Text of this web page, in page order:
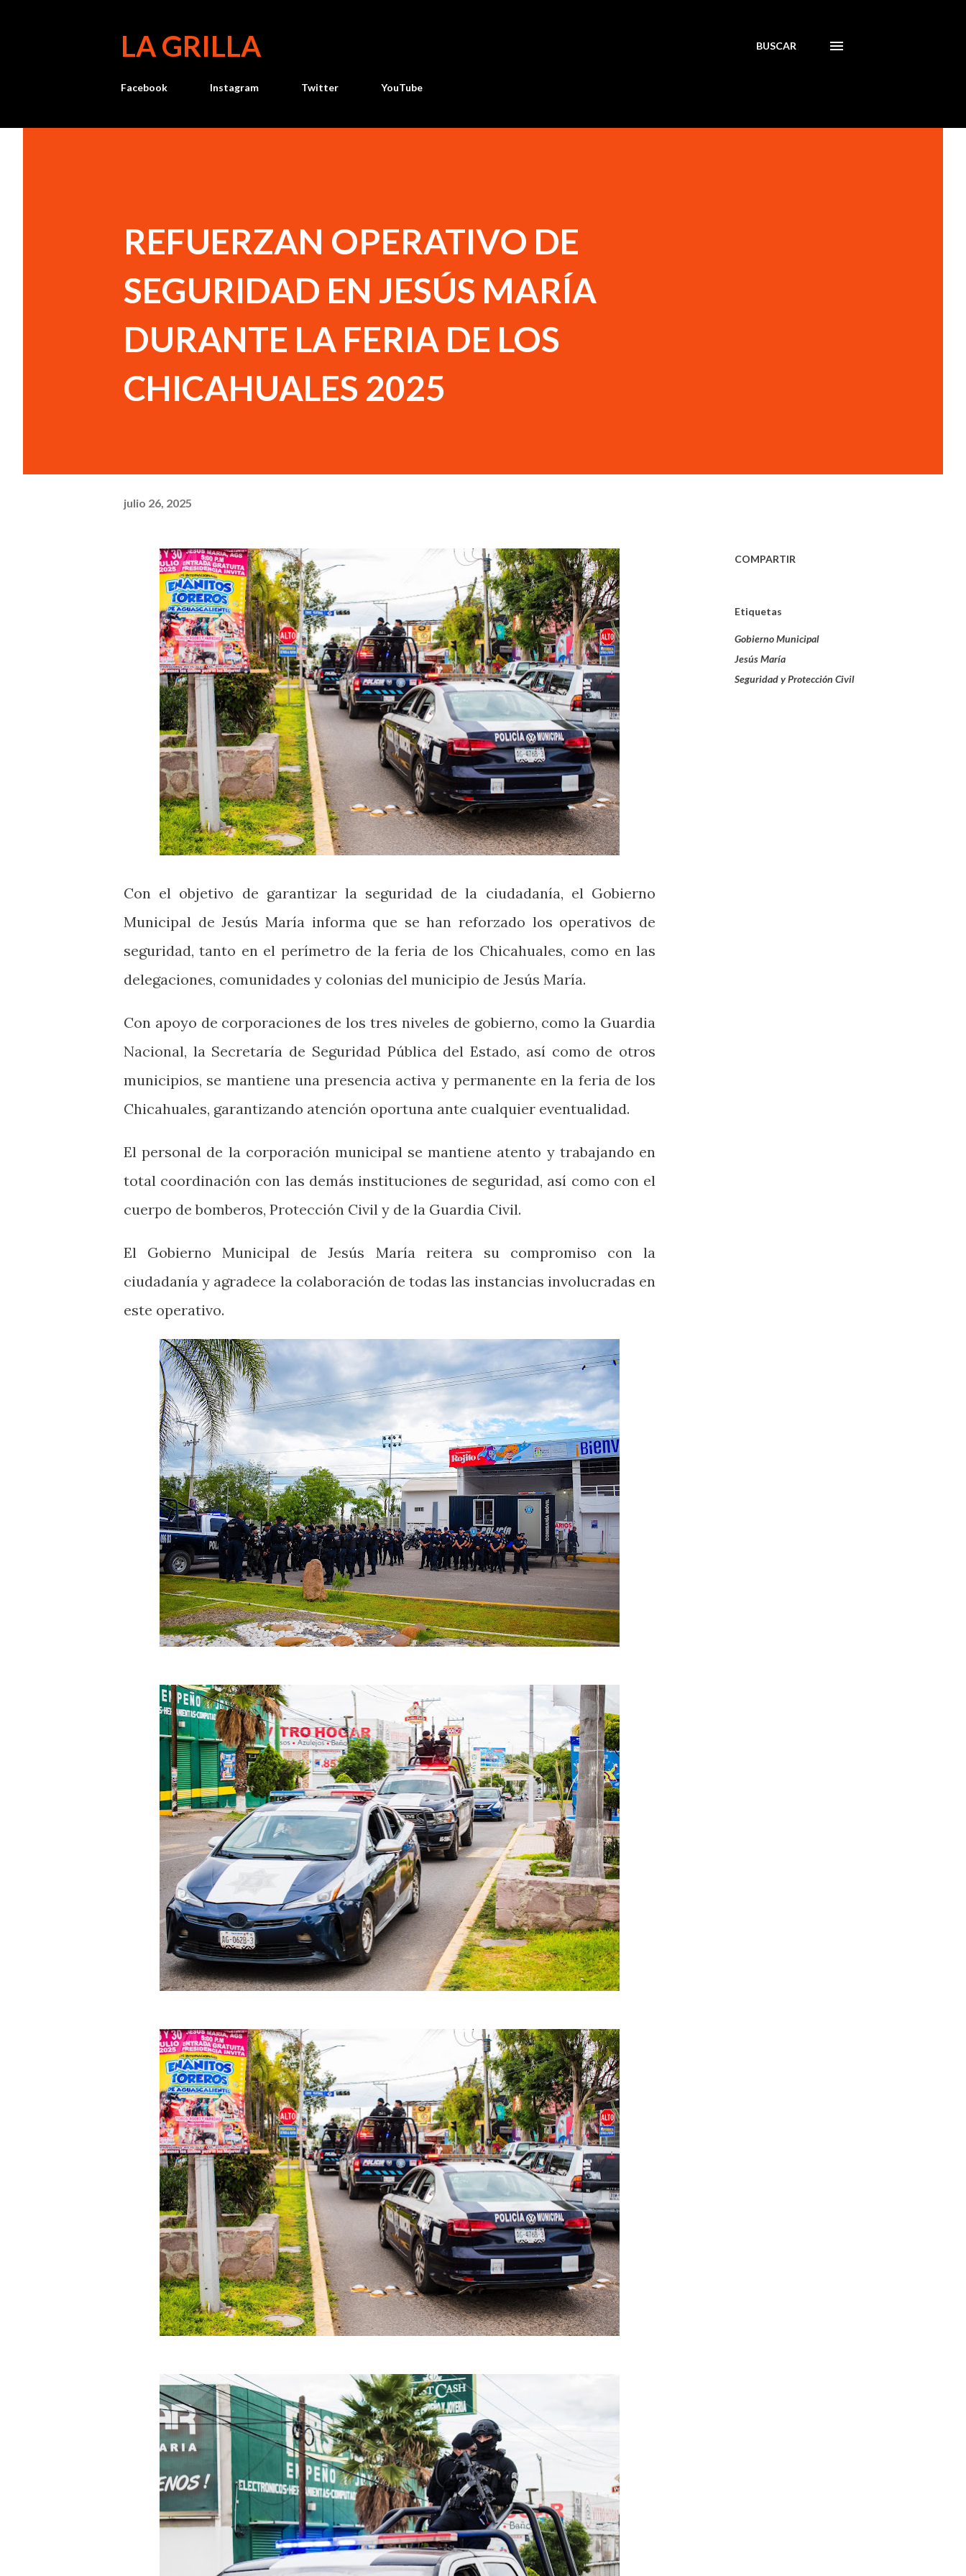
LA GRILLA BUSCAR
Facebook Instagram Twitter YouTube
REFUERZAN OPERATIVO DE
SEGURIDAD EN JESÚS MARÍA
DURANTE LA FERIA DE LOS
CHICAHUALES 2025
julio 26, 2025
Con el objetivo de garantizar la seguridad de la ciudadanía, el Gobierno
Municipal de Jesús María informa que se han reforzado los operativos de
seguridad, tanto en el perímetro de la feria de los Chicahuales, como en las
delegaciones, comunidades y colonias del municipio de Jesús María.
Con apoyo de corporaciones de los tres niveles de gobierno, como la Guardia
Nacional, la Secretaría de Seguridad Pública del Estado, así como de otros
municipios, se mantiene una presencia activa y permanente en la feria de los
Chicahuales, garantizando atención oportuna ante cualquier eventualidad.
El personal de la corporación municipal se mantiene atento y trabajando en
total coordinación con las demás instituciones de seguridad, así como con el
cuerpo de bomberos, Protección Civil y de la Guardia Civil.
El Gobierno Municipal de Jesús María reitera su compromiso con la
ciudadanía y agradece la colaboración de todas las instancias involucradas en
este operativo.
COMPARTIR
Etiquetas
Gobierno Municipal
Jesús María
Seguridad y Protección Civil